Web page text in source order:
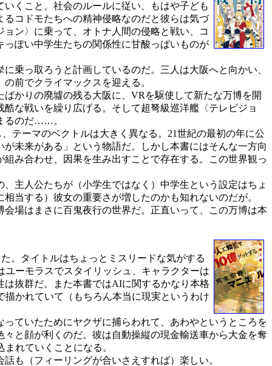
くこと、社会のルールに従い、もはや子ども
コドモたちへの精神侵略なのだと彼らは気づ
ン〉に乗って、オトナ人間の侵略と戦い、コ
ぽい中学生たちの関係性に甘酸っぱいものが
乗っ取ろうと計画しているのだ。三人は大阪へと向かい、
前でクライマックスを迎える。
かりの廃墟の残る大阪に、VRを駆使して新たな万博を開
な戦いを繰り広げる。そして超弩級巡洋艦〈テレビジョ
るのだ……。
テーマのベクトルは大きく異なる。21世紀の最初の年に公
未来がある」という物語だ。しかし本書にはそんな一方向
み合わせ、因果を生み出すことで存在する。この世界観っ
主人公たちが（小学生ではなく）中学生という設定はちょ
当する）彼女の重要さが増したのかも知れないのだが。
場はまさに百鬼夜行の世界だ。正直いって、この万博は本
。タイトルはちょっとミスリードな気がする
ーモラスでスタイリッシュ、キャラクターは
抜群だ。また本書ではAIに関するかなり本格
かれていて（もちろん本当に現実というわけ
ていたためにヤクザに捕らわれて、あわやというところを
と顔が利くのだ。彼は自動操縦の現金輸送車から大金を奪
れていくことになる。
も（フィーリングが合いさえすれば）楽しい。